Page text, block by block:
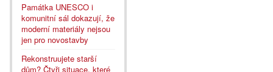
Památka UNESCO i
komunitní sál dokazují, že
moderní materiály nejsou
jen pro novostavby
Rekonstruujete starší
dům? Čtyři situace, které